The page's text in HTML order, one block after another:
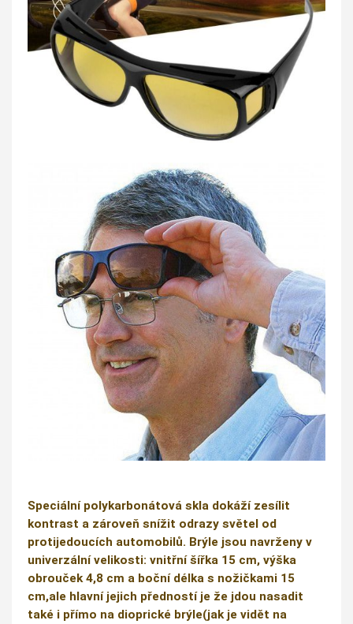
Speciální polykarbonátová skla dokáží zesílit
kontrast a zároveň snížit odrazy světel od
protijedoucích automobilů. Brýle jsou navrženy v
univerzální velikosti: vnitřní šířka 15 cm, výška
obrouček 4,8 cm a boční délka s nožičkami 15
cm,ale hlavní jejich předností je že jdou nasadit
také i přímo na dioprické brýle(jak je vidět na